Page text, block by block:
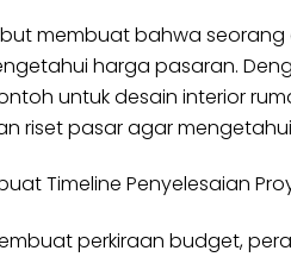
membuat bahwa seorang
harga pasaran.
untuk desain interior
riset pasar agar
Timeline Penyelesaian
perkiraan budget,